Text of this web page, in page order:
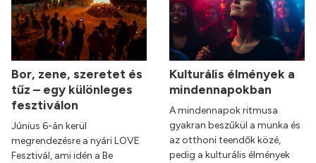
Bor, zene, szeretet és
tűz – egy különleges
fesztiválon
Június 6-án kerül
megrendezésre a nyári LOVE
Fesztivál, ami idén a Be
Kulturális élmények a
mindennapokban
A mindennapok ritmusa
gyakran beszűkül a munka és
az otthoni teendők közé,
pedig a kulturális élmények